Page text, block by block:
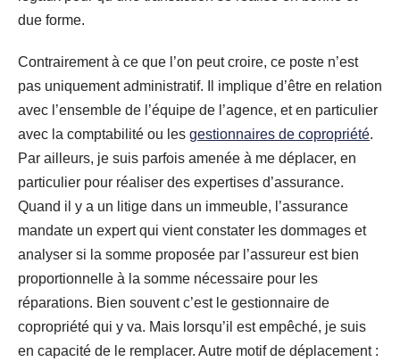
due forme.
Contrairement à ce que l’on peut croire, ce poste n’est
pas uniquement administratif. Il implique d’être en relation
avec l’ensemble de l’équipe de l’agence, et en particulier
avec la comptabilité ou les gestionnaires de copropriété.
Par ailleurs, je suis parfois amenée à me déplacer, en
particulier pour réaliser des expertises d’assurance.
Quand il y a un litige dans un immeuble, l’assurance
mandate un expert qui vient constater les dommages et
analyser si la somme proposée par l’assureur est bien
proportionnelle à la somme nécessaire pour les
réparations. Bien souvent c’est le gestionnaire de
copropriété qui y va. Mais lorsqu’il est empêché, je suis
en capacité de le remplacer. Autre motif de déplacement :